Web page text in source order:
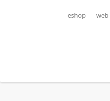
eshop web